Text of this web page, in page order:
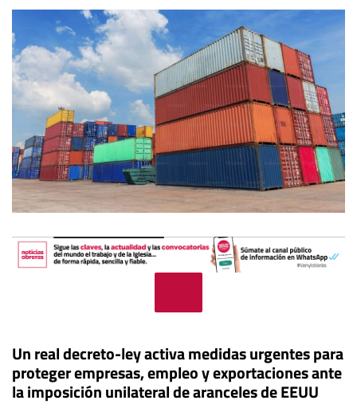
Un real decreto-ley activa medidas urgentes para
proteger empresas, empleo y exportaciones ante
la imposición unilateral de aranceles de EEUU